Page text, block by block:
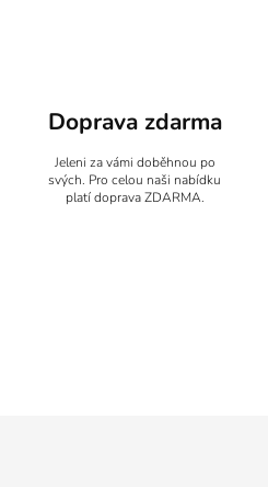
Doprava zdarma
Jeleni za vámi doběhnou po
svých. Pro celou naši nabídku
platí doprava ZDARMA.